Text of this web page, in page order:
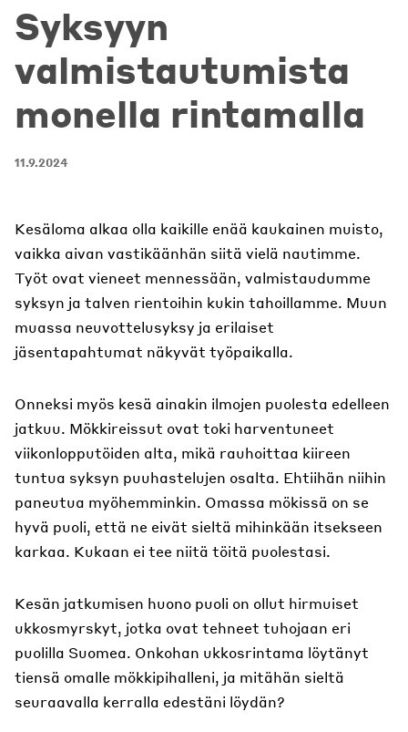
Syksyyn
valmistautumista
monella rintamalla
11.9.2024
Kesäloma alkaa olla kaikille enää kaukainen muisto,
vaikka aivan vastikäänhän siitä vielä nautimme.
Työt ovat vieneet mennessään, valmistaudumme
syksyn ja talven rientoihin kukin tahoillamme. Muun
muassa neuvottelusyksy ja erilaiset
jäsentapahtumat näkyvät työpaikalla.
Onneksi myös kesä ainakin ilmojen puolesta edelleen
jatkuu. Mökkireissut ovat toki harventuneet
viikonlopputöiden alta, mikä rauhoittaa kiireen
tuntua syksyn puuhastelujen osalta. Ehtiihän niihin
paneutua myöhemminkin. Omassa mökissä on se
hyvä puoli, että ne eivät sieltä mihinkään itsekseen
karkaa. Kukaan ei tee niitä töitä puolestasi.
Kesän jatkumisen huono puoli on ollut hirmuiset
ukkosmyrskyt, jotka ovat tehneet tuhojaan eri
puolilla Suomea. Onkohan ukkosrintama löytänyt
tiensä omalle mökkipihalleni, ja mitähän sieltä
seuraavalla kerralla edestäni löydän?